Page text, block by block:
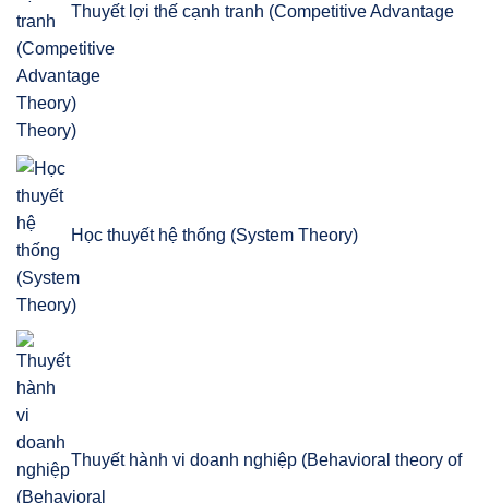
Thuyết lợi thế cạnh tranh (Competitive Advantage
Theory)
Học thuyết hệ thống (System Theory)
Thuyết hành vi doanh nghiệp (Behavioral theory of